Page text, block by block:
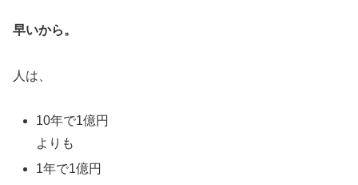
早いから。
人は、
10年で1億円
よりも
1年で1億円